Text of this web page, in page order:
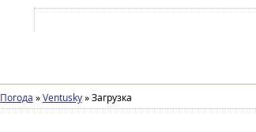
Погода » Ventusky »Загрузка